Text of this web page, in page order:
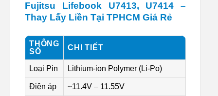
Fujitsu Lifebook U7413, U7414 –
Thay Lấy Liền Tại TPHCM Giá Rẻ
THÔNG
SỐ
CHI TIẾT
Loại Pin Lithium-ion Polymer (Li-Po)
Điện áp ~11.4V – 11.55V